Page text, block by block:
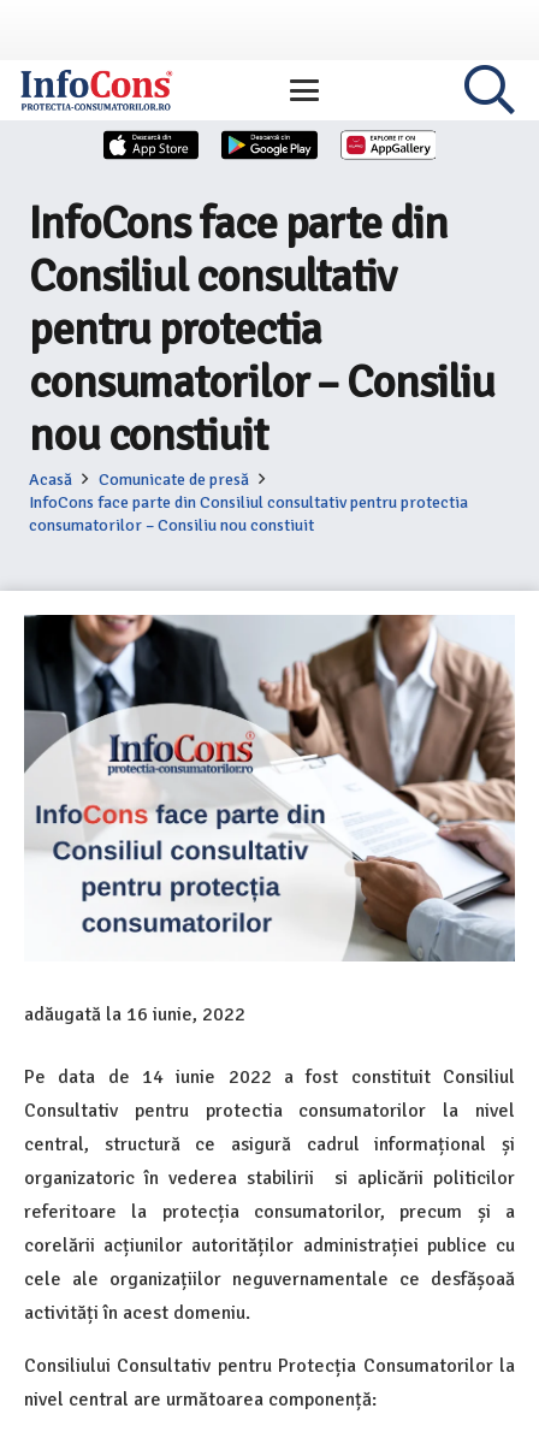
InfoCons face parte din
Consiliul consultativ
pentru protectia
consumatorilor – Consiliu
nou constiuit
Acasă
Comunicate de presă
InfoCons face parte din Consiliul consultativ pentru protectia
consumatorilor – Consiliu nou constiuit
adăugată la 16 iunie, 2022
Pe data de 14 iunie 2022 a fost constituit Consiliul
Consultativ pentru protectia consumatorilor la nivel
central, structură ce asigură cadrul informațional și
organizatoric în vederea stabilirii si aplicării politicilor
referitoare la protecția consumatorilor, precum și a
corelării acțiunilor autorităților administrației publice cu
cele ale organizațiilor neguvernamentale ce desfășoaă
activități în acest domeniu.
Consiliului Consultativ pentru Protecția Consumatorilor la
nivel central are următoarea componență: